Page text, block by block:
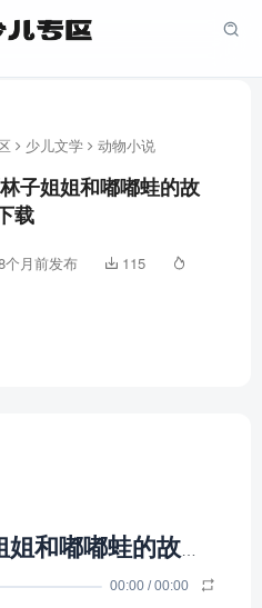
少儿文学 动物小说
子姐姐和嘟嘟蛙的故
载
个月前发布
115
00:00 /00:00